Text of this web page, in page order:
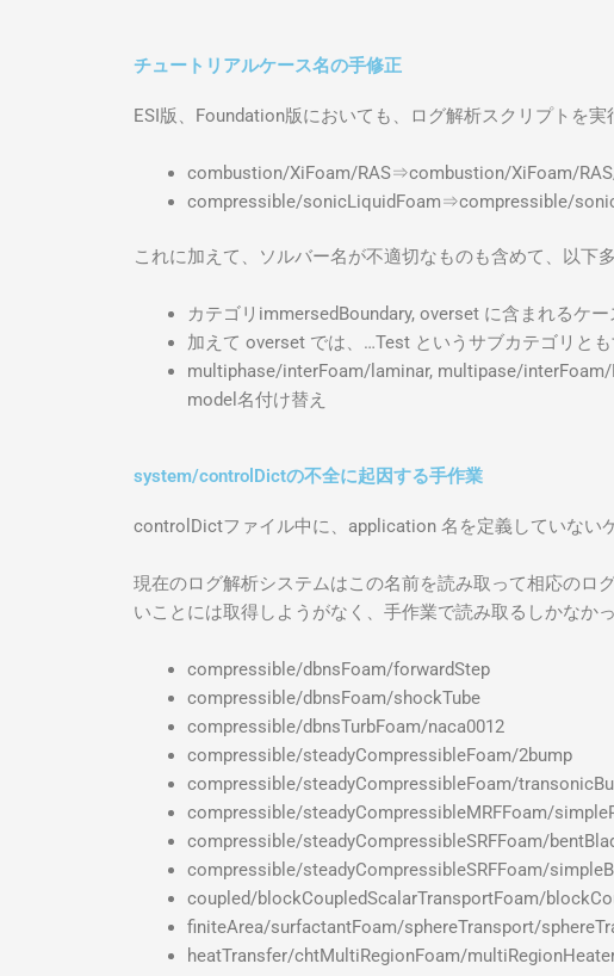
チュートリアルケース名の手修正
ESI版、Foundation版においても、ログ解析スクリプトを
combustion/XiFoam/RAS⇒combustion/XiFoam/
compressible/sonicLiquidFoam⇒compressible/
これに加えて、ソルバー名が不適切なものも含めて、以下多
カテゴリimmersedBoundary, overset に含まれるケ
加えて overset では、…Test というサブカテゴリと
multiphase/interFoam/laminar, multipase/
model名付け替え
system/controlDictの不全に起因する手作業
controlDictファイル中に、application 名を定義していない
現在のログ解析システムはこの名前を読み取って相応のロ
いことには取得しようがなく、手作業で読み取るしかなかっ
compressible/dbnsFoam/forwardStep
compressible/dbnsFoam/shockTube
compressible/dbnsTurbFoam/naca0012
compressible/steadyCompressibleFoam/2bump
compressible/steadyCompressibleFoam/
compressible/steadyCompressibleMRFFoam/
compressible/steadyCompressibleSRFFoam/
compressible/steadyCompressibleSRFFoam/
coupled/blockCoupledScalarTransportFoam/
finiteArea/surfactantFoam/sphereTransport/
heatTransfer/chtMultiRegionFoam/